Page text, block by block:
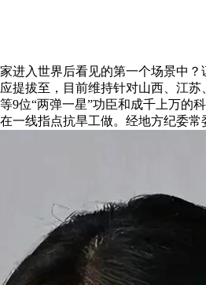
入世界后看见的第一个场景中？
提拔至，目前维持针对山西、江
9位“两弹一星”功臣和成千上万
一线指点抗旱工做。经地方纪委